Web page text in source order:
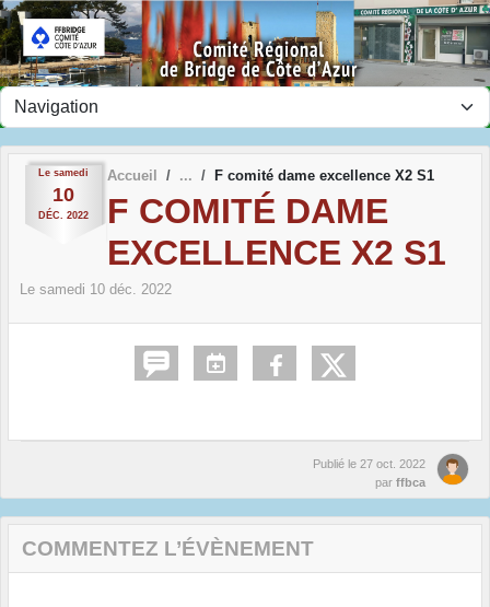
Le samedi
10
DÉC. 2022
Accueil F comité dame excellence X2 S1
F COMITÉ DAME
EXCELLENCE X2 S1
Le samedi 10 déc. 2022
Publié le 27 oct. 2022
par ffbca
COMMENTEZ L’ÉVÈNEMENT
Panneau de gestion des cookies